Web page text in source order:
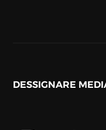
DESSIGNARE